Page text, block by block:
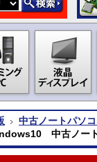
中古ノートパソ
中古ノー